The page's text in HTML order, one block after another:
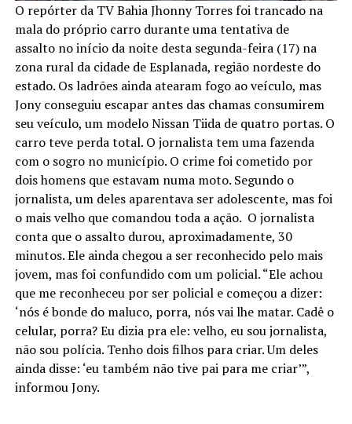
O repórter da TV Bahia Jhonny Torres foi trancado na
mala do próprio carro durante uma tentativa de
assalto no início da noite desta segunda-feira (17) na
zona rural da cidade de Esplanada, região nordeste do
estado. Os ladrões ainda atearam fogo ao veículo, mas
Jony conseguiu escapar antes das chamas consumirem
seu veículo, um modelo Nissan Tiida de quatro portas. O
carro teve perda total. O jornalista tem uma fazenda
com o sogro no município. O crime foi cometido por
dois homens que estavam numa moto. Segundo o
jornalista, um deles aparentava ser adolescente, mas foi
o mais velho que comandou toda a ação. O jornalista
conta que o assalto durou, aproximadamente, 30
minutos. Ele ainda chegou a ser reconhecido pelo mais
jovem, mas foi confundido com um policial. “Ele achou
que me reconheceu por ser policial e começou a dizer:
‘nós é bonde do maluco, porra, nós vai lhe matar. Cadê o
celular, porra? Eu dizia pra ele: velho, eu sou jornalista,
não sou polícia. Tenho dois filhos para criar. Um deles
ainda disse: ‘eu também não tive pai para me criar’”,
informou Jony.